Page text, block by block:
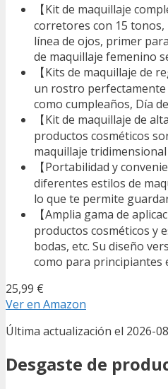
【Kit de maquillaje
corretores con 15 tonos,
línea de ojos, primer
de maquillaje femenino
【Kits de maquillaje de
un rostro perfectamente
como cumpleaños, Día
【Kit de maquillaje de
productos cosméticos
maquillaje
【Portabilidad y
diferentes estilos de
lo que te permite
【Amplia gama de
productos cosméticos y
bodas, etc. Su diseño
como para principiantes
25,99 €
Ver en Amazon
Última actualización el 2026-
Desgaste de